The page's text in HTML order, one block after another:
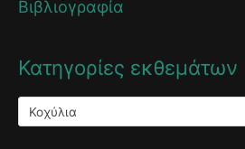
Βιβλιογραφία
Κατηγορίες εκθεμάτων
Κοχύλια